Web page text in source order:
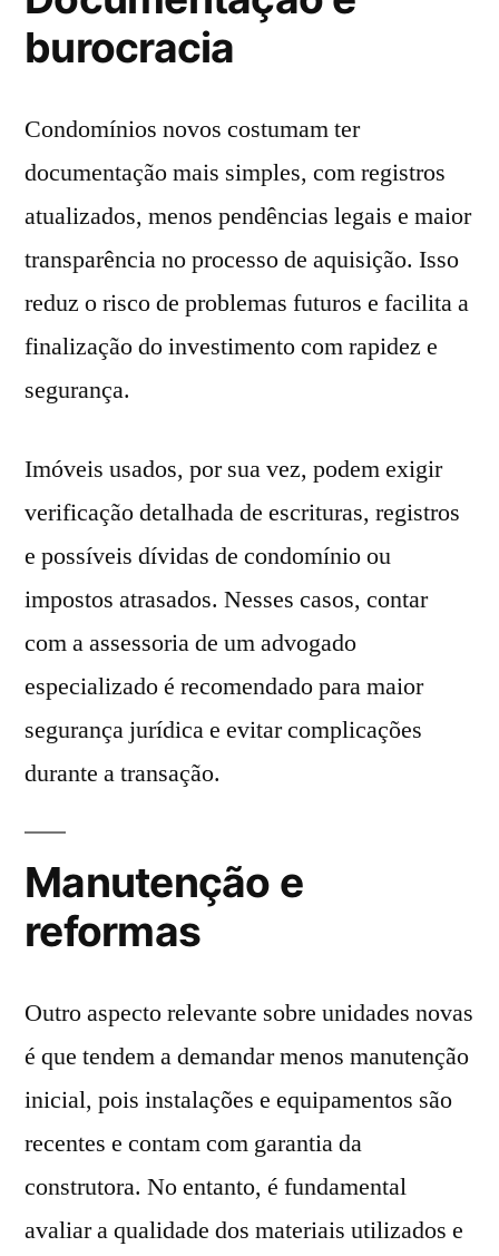
burocracia
Condomínios novos costumam ter
documentação mais simples, com registros
atualizados, menos pendências legais e maior
transparência no processo de aquisição. Isso
reduz o risco de problemas futuros e facilita a
finalização do investimento com rapidez e
segurança.
Imóveis usados, por sua vez, podem exigir
verificação detalhada de escrituras, registros
e possíveis dívidas de condomínio ou
impostos atrasados. Nesses casos, contar
com a assessoria de um advogado
especializado é recomendado para maior
segurança jurídica e evitar complicações
durante a transação.
Manutenção e
reformas
Outro aspecto relevante sobre unidades novas
é que tendem a demandar menos manutenção
inicial, pois instalações e equipamentos são
recentes e contam com garantia da
construtora. No entanto, é fundamental
avaliar a qualidade dos materiais utilizados e